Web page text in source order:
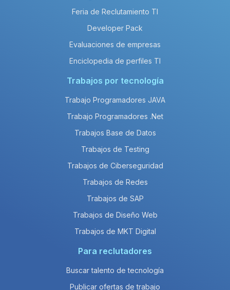
Feria de Reclutamiento TI
Developer Pack
Evaluaciones de empresas
Enciclopedia de perfiles TI
Trabajos por tecnología
Trabajo Programadores JAVA
Trabajo Programadores .Net
Trabajos Base de Datos
Trabajos de Testing
Trabajos de Ciberseguridad
Trabajos de Redes
Trabajos de SAP
Trabajos de Diseño Web
Trabajos de MKT Digital
Para reclutadores
Buscar talento de tecnología
Publicar ofertas de trabajo